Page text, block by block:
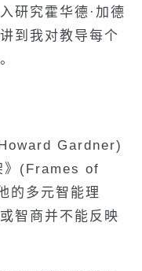
研究霍华德·加德
到我对教导每个
Gardner)
》(Frames of
的多元智能理
智商并不能反映